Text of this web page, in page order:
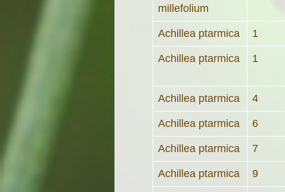
millefolium
Achillea ptarmica 1
Achillea ptarmica 1
Achillea ptarmica 4
Achillea ptarmica 6
Achillea ptarmica 7
Achillea ptarmica 9